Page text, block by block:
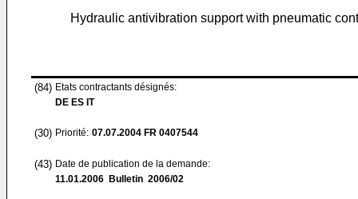
Hydraulic antivibration support with pneumatic
(84) Etats contractants désignés:
DE ES IT
(30) Priorité: 07.07.2004 FR 0407544
(43) Date de publication de la demande:
11.01.2006 Bulletin 2006/02